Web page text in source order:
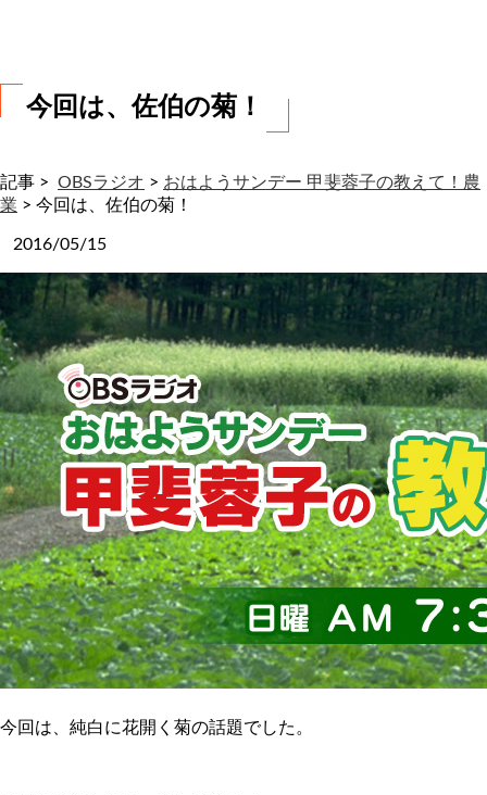
今回は、佐伯の菊！
記事 > OBSラジオ > おはようサンデー 甲斐蓉子の教えて！農
業 > 今回は、佐伯の菊！
2016/05/15
今回は、純白に花開く菊の話題でした。